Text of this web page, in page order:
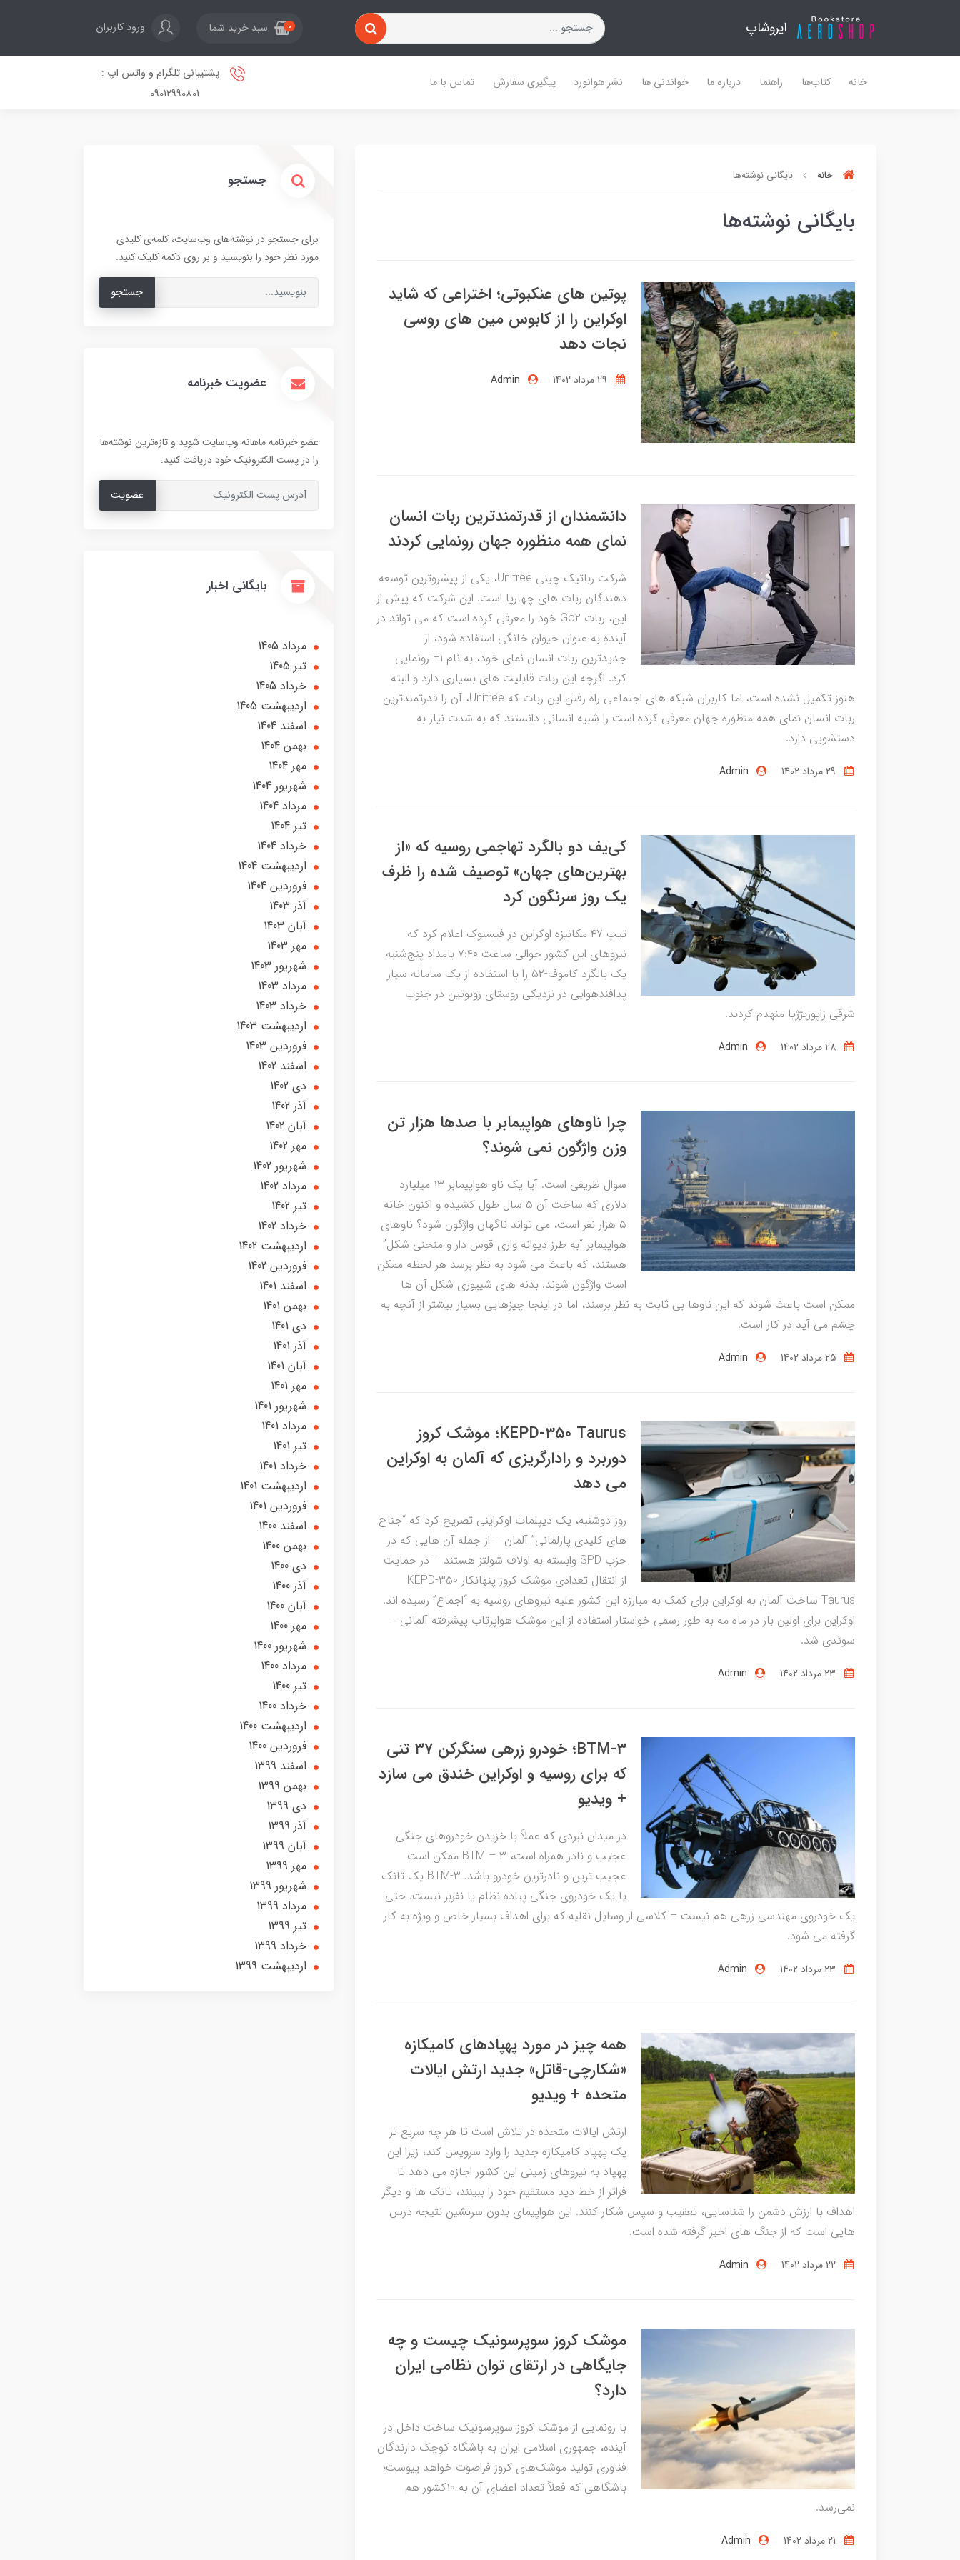
ایروشاپ 0 سبد خرید شما ورود کاربران
خانه کتاب‌ها راهنما درباره ما خواندنی ها نشر هوانورد پیگیری سفارش تماس با ما
پشتیبانی تلگرام و واتس اپ :
09012990801
خانه بایگانی نوشته‌ها
بایگانی نوشته‌ها
پوتین های عنکبوتی؛ اختراعی که شاید
اوکراین را از کابوس مین های روسی
نجات دهد
Admin
دانشمندان از قدرتمندترین ربات انسان
نمای همه منظوره جهان رونمایی کردند
شرکت رباتیک چینی Unitree، یکی از پیشروترین توسعه
دهندگان ربات های چهارپا است. این شرکت که پیش از
این، ربات Go2 خود را معرفی کرده است که می تواند در
آینده به عنوان حیوان خانگی استفاده شود، از
جدیدترین ربات انسان نمای خود، به نام H1 رونمایی
کرد. اگرچه این ربات قابلیت های بسیاری دارد و البته
هنوز تکمیل نشده است، اما کاربران شبکه های اجتماعی راه رفتن این ربات که Unitree، آن را قدرتمندترین
ربات انسان نمای همه منظوره جهان معرفی کرده است را شبیه انسانی دانستند که به شدت نیاز به
دستشویی دارد.
Admin
کی‌یف دو بالگرد تهاجمی روسیه که «از
بهترین‌های جهان» توصیف شده را ظرف
یک روز سرنگون کرد
تیپ ۴۷ مکانیزه اوکراین در فیسبوک اعلام کرد که
نیروهای این کشور حوالی ساعت ۷:۴۰ بامداد پنج‌شنبه
یک بالگرد کاموف-۵۲ را با استفاده از یک سامانه سیار
پدافندهوایی در نزدیکی روستای روبوتین در جنوب
شرقی زاپوریژژیا منهدم کردند.
Admin
چرا ناوهای هواپیمابر با صدها هزار تن
وزن واژگون نمی شوند؟
سوال ظریفی است. آیا یک ناو هواپیمابر ۱۳ میلیارد
دلاری که ساخت آن ۵ سال طول کشیده و اکنون خانه
۵ هزار نفر است، می تواند ناگهان واژگون شود؟ ناوهای
هواپیمابر “به طرز دیوانه واری قوس دار و منحنی شکل”
هستند، که باعث می شود به نظر برسد هر لحظه ممکن
است واژگون شوند. بدنه های شیپوری شکل آن ها
ممکن است باعث شوند که این ناوها بی ثابت به نظر برسند، اما در اینجا چیزهایی بسیار بیشتر از آنچه به
چشم می آید در کار است.
Admin
KEPD-350 Taurus؛ موشک کروز
دوربرد و رادارگریزی که آلمان به اوکراین
می دهد
روز دوشنبه، یک دیپلمات اوکراینی تصریح کرد که “جناح
های کلیدی پارلمانی” آلمان – از جمله آن هایی که در
حزب SPD وابسته به اولاف شولتز هستند – در حمایت
از انتقال تعدادی موشک کروز پنهانکار KEPD-350
Taurus ساخت آلمان به اوکراین برای کمک به مبارزه این کشور علیه نیروهای روسیه به “اجماع” رسیده اند.
اوکراین برای اولین بار در ماه مه به طور رسمی خواستار استفاده از این موشک هواپرتاب پیشرفته آلمانی –
سوئدی شد.
Admin
BTM-3؛ خودرو زرهی سنگرکن ۳۷ تنی
که برای روسیه و اوکراین خندق می سازد
+ ویدیو
در میدان نبردی که عملاً با خزیدن خودروهای جنگی
عجیب و نادر همراه است، BTM – ۳ ممکن است
عجیب ترین و نادرترین خودرو باشد. BTM-3 یک تانک
یا یک خودروی جنگی پیاده نظام یا نفربر نیست. حتی
یک خودروی مهندسی زرهی هم نیست – کلاسی از وسایل نقلیه که برای اهداف بسیار خاص و ویژه به کار
گرفته می شود.
Admin
همه چیز در مورد پهپادهای کامیکازه
«شکارچی-قاتل» جدید ارتش ایالات
متحده + ویدیو
ارتش ایالات متحده در تلاش است تا هر چه سریع تر
یک پهپاد کامیکازه جدید را وارد سرویس کند، زیرا این
پهپاد به نیروهای زمینی این کشور اجازه می دهد تا
فراتر از خط دید مستقیم خود را ببینند، تانک ها و دیگر
اهداف با ارزش دشمن را شناسایی، تعقیب و سپس شکار کنند. این هواپیمای بدون سرنشین نتیجه درس
هایی است که از جنگ های اخیر گرفته شده است.
Admin
موشک کروز سوپرسونیک چیست و چه
جایگاهی در ارتقای توان نظامی ایران
دارد؟
با رونمایی از موشک کروز سوپرسونیک ساخت داخل در
آینده، جمهوری اسلامی ایران به باشگاه کوچک دارندگان
فناوری تولید موشک‌های کروز فراصوت خواهد پیوست؛
باشگاهی که فعلاً تعداد اعضای آن به ۱۰کشور هم
نمی‌رسد.
Admin
جستجو
برای جستجو در نوشته‌های وب‌سایت، کلمه‌ی کلیدی
مورد نظر خود را بنویسید و بر روی دکمه کلیک کنید.
جستجو
عضویت خبرنامه
عضو خبرنامه ماهانه وب‌سایت شوید و تازه‌ترین نوشته‌ها
را در پست الکترونیک خود دریافت کنید.
عضویت
بایگانی اخبار
مرداد 1405
تير 1405
خرداد 1405
ارديبهشت 1405
اسفند 1404
بهمن 1404
مهر 1404
شهریور 1404
مرداد 1404
تير 1404
خرداد 1404
ارديبهشت 1404
فروردین 1404
آذر 1403
آبان 1403
مهر 1403
شهریور 1403
مرداد 1403
خرداد 1403
ارديبهشت 1403
فروردین 1403
اسفند 1402
دی 1402
آذر 1402
آبان 1402
مهر 1402
شهریور 1402
مرداد 1402
تير 1402
خرداد 1402
ارديبهشت 1402
فروردین 1402
اسفند 1401
بهمن 1401
دی 1401
آذر 1401
آبان 1401
مهر 1401
شهریور 1401
مرداد 1401
تير 1401
خرداد 1401
ارديبهشت 1401
فروردین 1401
اسفند 1400
بهمن 1400
دی 1400
آذر 1400
آبان 1400
مهر 1400
شهریور 1400
مرداد 1400
تير 1400
خرداد 1400
ارديبهشت 1400
فروردین 1400
اسفند 1399
بهمن 1399
دی 1399
آذر 1399
آبان 1399
مهر 1399
شهریور 1399
مرداد 1399
تير 1399
خرداد 1399
ارديبهشت 1399